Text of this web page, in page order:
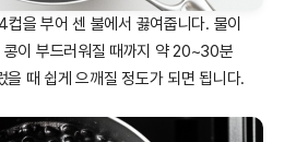
을 부어 센 불에서 끓여줍니다. 물이
콩이 부드러워질 때까지 약 20~30분
을 때 쉽게 으깨질 정도가 되면 됩니다.